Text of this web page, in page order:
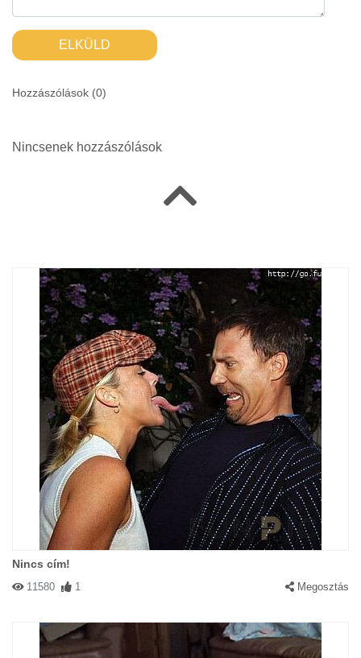
ELKÜLD
Hozzászólások (0)
Nincsenek hozzászólások
Nincs cím!
11580 1 Megosztás